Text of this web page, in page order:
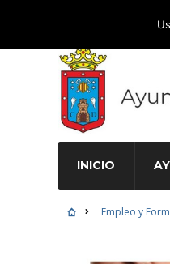
Atención
INICIO
Empleo y